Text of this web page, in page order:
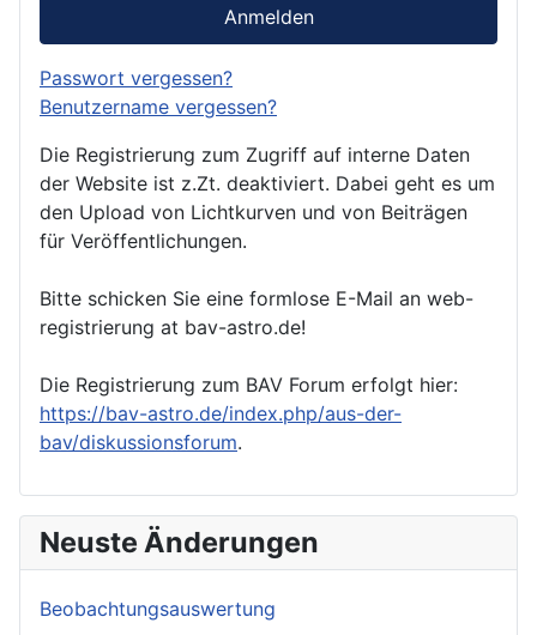
Anmelden
Passwort vergessen?
Benutzername vergessen?
Die Registrierung zum Zugriff auf interne Daten
der Website ist z.Zt. deaktiviert. Dabei geht es um
den Upload von Lichtkurven und von Beiträgen
für Veröffentlichungen.
Bitte schicken Sie eine formlose E-Mail an web-
registrierung at bav-astro.de!
Die Registrierung zum BAV Forum erfolgt hier:
https://bav-astro.de/index.php/aus-der-
bav/diskussionsforum.
Neuste Änderungen
Beobachtungsauswertung